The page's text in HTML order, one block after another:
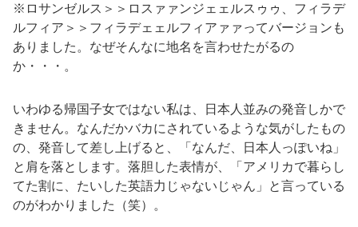
※ロサンゼルス＞＞ロスァァンジェェルスゥゥ、フィラデ
ルフィア＞＞フィラデェェルフィアァァってバージョンも
ありました。なぜそんなに地名を言わせたがるの
か・・・。
いわゆる帰国子女ではない私は、日本人並みの発音しかで
きません。なんだかバカにされているような気がしたもの
の、発音して差し上げると、「なんだ、日本人っぽいね」
と肩を落とします。落胆した表情が、「アメリカで暮らし
てた割に、たいした英語力じゃないじゃん」と言っている
のがわかりました（笑）。